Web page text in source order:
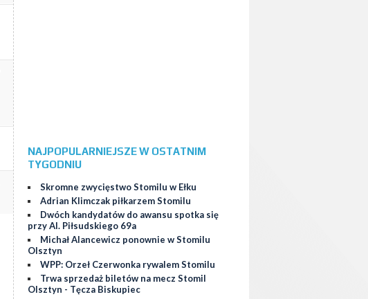
NAJPOPULARNIEJSZE W OSTATNIM
TYGODNIU
Skromne zwycięstwo Stomilu w Ełku
Adrian Klimczak piłkarzem Stomilu
Dwóch kandydatów do awansu spotka się
przy Al. Piłsudskiego 69a
Michał Alancewicz ponownie w Stomilu
Olsztyn
WPP: Orzeł Czerwonka rywalem Stomilu
Trwa sprzedaż biletów na mecz Stomil
Olsztyn - Tęcza Biskupiec